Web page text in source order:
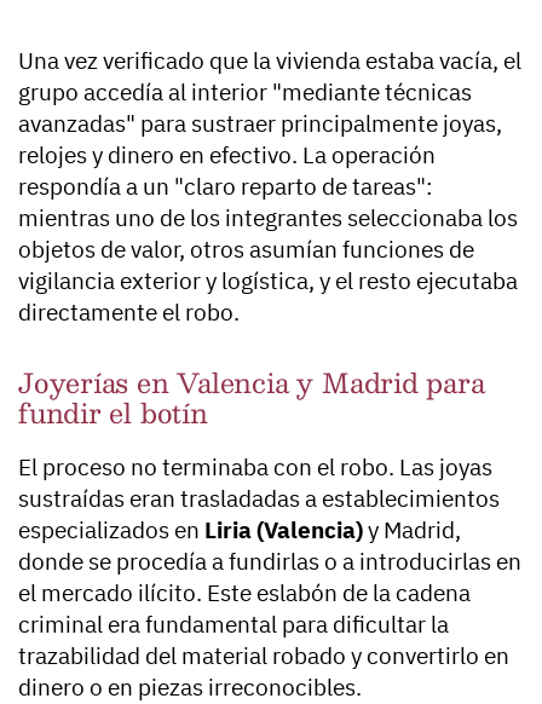
Una vez verificado que la vivienda estaba vacía, el
grupo accedía al interior "mediante técnicas
avanzadas" para sustraer principalmente joyas,
relojes y dinero en efectivo. La operación
respondía a un "claro reparto de tareas":
mientras uno de los integrantes seleccionaba los
objetos de valor, otros asumían funciones de
vigilancia exterior y logística, y el resto ejecutaba
directamente el robo.
Joyerías en Valencia y Madrid para
fundir el botín
El proceso no terminaba con el robo. Las joyas
sustraídas eran trasladadas a establecimientos
especializados en Liria (Valencia)y Madrid,
donde se procedía a fundirlas o a introducirlas en
el mercado ilícito. Este eslabón de la cadena
criminal era fundamental para dificultar la
trazabilidad del material robado y convertirlo en
dinero o en piezas irreconocibles.